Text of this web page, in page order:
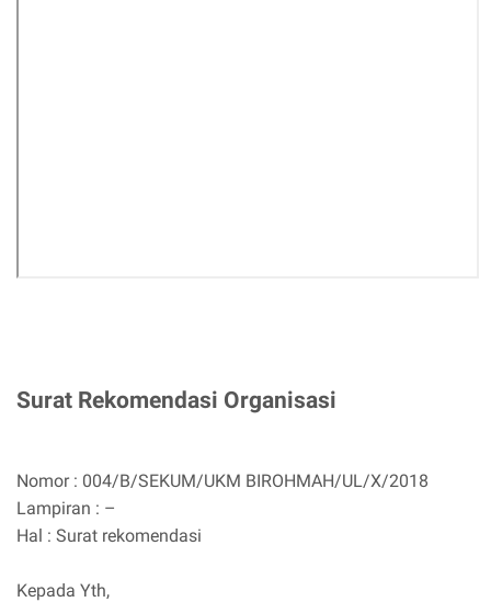
Surat Rekomendasi Organisasi
Nomor : 004/B/SEKUM/UKM BIROHMAH/UL/X/2018
Lampiran : –
Hal : Surat rekomendasi
Kepada Yth,